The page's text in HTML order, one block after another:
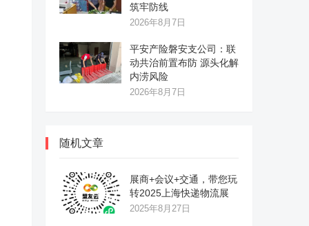
筑牢防线
2026年8月7日
平安产险磐安支公司：联
动共治前置布防 源头化解
内涝风险
2026年8月7日
随机文章
展商+会议+交通，带您玩
转2025上海快递物流展
2025年8月27日